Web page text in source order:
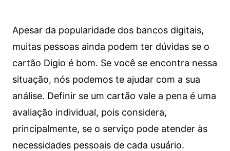
Apesar da popularidade dos bancos digitais,
muitas pessoas ainda podem ter dúvidas se o
cartão Digio é bom. Se você se encontra nessa
situação, nós podemos te ajudar com a sua
análise. Definir se um cartão vale a pena é uma
avaliação individual, pois considera,
principalmente, se o serviço pode atender às
necessidades pessoais de cada usuário.